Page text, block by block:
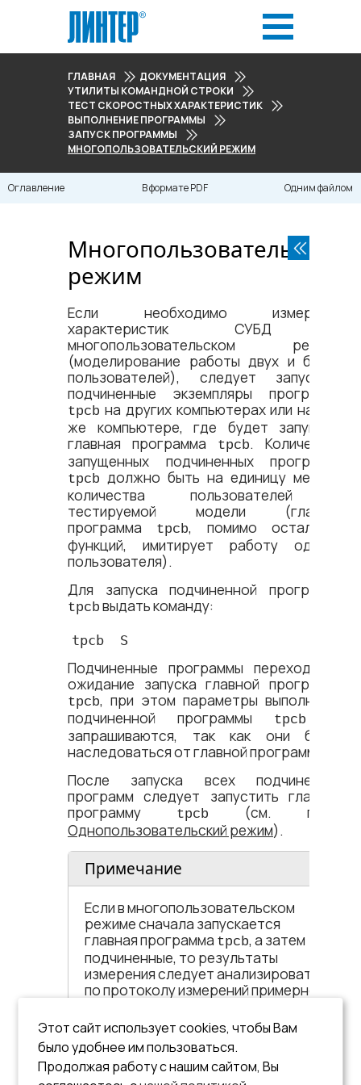
ГЛАВНАЯ
ДОКУМЕНТАЦИЯ
УТИЛИТЫ КОМАНДНОЙ СТРОКИ
ТЕСТ СКОРОСТНЫХ ХАРАКТЕРИСТИК
ВЫПОЛНЕНИЕ ПРОГРАММЫ
ЗАПУСК ПРОГРАММЫ
МНОГОПОЛЬЗОВАТЕЛЬСКИЙ РЕЖИМ
Оглавление В формате PDF Одним файлом
Многопользовательский
режим
Если необходимо измерение
характеристик СУБД в
многопользовательском режиме
(моделирование работы двух и более
пользователей), следует запустить
подчиненные экземпляры программы
tpcb на других компьютерах или на том
же компьютере, где будет запущена
главная программа
tpcb. Количество
запущенных подчиненных программа
tpcb должно быть на единицу меньше
количества пользователей в
тестируемой модели (главная
программа
tpcb, помимо остальных
функций, имитирует работу одного
пользователя).
Для запуска подчиненной программы
tpcb выдать команду:
tpcb  S
Подчиненные программы переходит в
ожидание запуска главной программы
tpcb, при этом параметры выполнения
подчиненной программы
tpcb
запрашиваются, так как они будут
наследоваться от главной программы.
После запуска всех подчиненных
программ следует запустить главную
программу
tpcb
(см. пункт
Однопользовательский режим).
Примечание
Если в многопользовательском
режиме сначала запускается
главная программа tpcb, а затем
подчиненные, то результаты
измерения следует анализировать
по протоколу измерений примерно
последнего экземпляра
подчиненной программы
(то
есть когда установится
стабильное функционирование
Этот сайт использует cookies, чтобы Вам
было удобнее им пользоваться.
Продолжая работу с нашим сайтом, Вы